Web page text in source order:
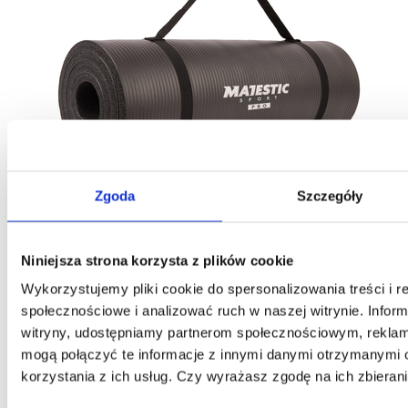
Zgoda Szczegóły
Niniejsza strona korzysta z plików cookie
Wykorzystujemy pliki cookie do spersonalizowania treści i
społecznościowe i analizować ruch w naszej witrynie.
witryny, udostępniamy partnerom społecznościowym,
mogą połączyć te informacje z innymi danymi
korzystania z ich usług. Czy wyrażasz zgodę na ich